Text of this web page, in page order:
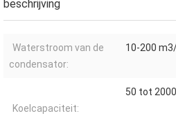
beschrijving
Waterstroom van de
condensator:
10-200
Koelcapaciteit:
50 tot